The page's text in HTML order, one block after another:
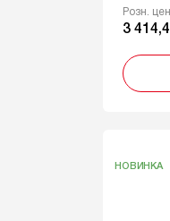
Розн.
3
НОВИНКА